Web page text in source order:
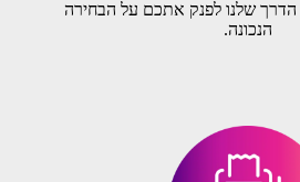
ש"ח – הדרך שלנו לפנק אתכם על הבחירה
הנכונה.